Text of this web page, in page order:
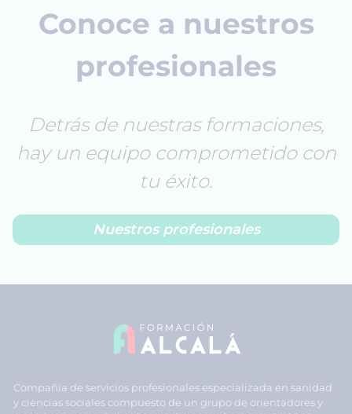
Conoce a nuestros
profesionales
Detrás de nuestras formaciones,
hay un equipo comprometido con
tu éxito.
Nuestros profesionales
Compañía de servicios profesionales especializada en sanidad
y ciencias sociales compuesto de un grupo de orientadores y